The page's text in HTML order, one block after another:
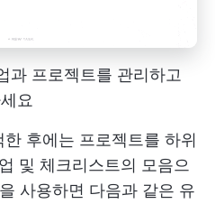
과 프로젝트를 관리하고
요
후에는 프로젝트를 하위
및 체크리스트의 모음으
사용하면 다음과 같은 유